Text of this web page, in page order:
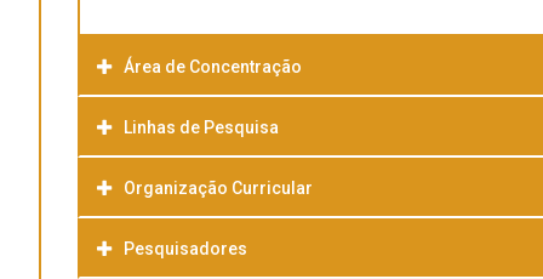
Área de Concentração
Linhas de Pesquisa
Organização Curricular
Pesquisadores